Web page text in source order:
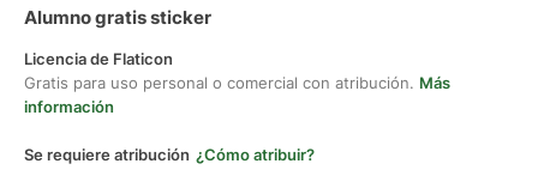
Alumno gratis sticker
Licencia de Flaticon
Gratis para uso personal o comercial con atribución. Más
información
Se requiere atribución ¿Cómo atribuir?